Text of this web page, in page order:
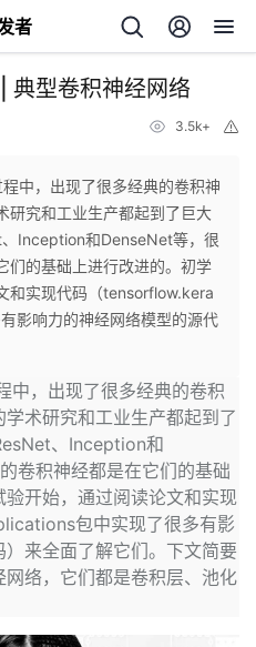
者
典型卷积神经网络
3.5k+
中，出现了很多经典的卷积神
研究和工业生产都起到了巨大
Inception和DenseNet等，很
们的基础上进行改进的。初学
和实现代码（tensorflow.kera
影响力的神经网络模型的源代
中，出现了很多经典的卷积
术研究和工业生产都起到了
、Inception和
卷积神经都是在它们的基础
开始，通过阅读论文和实现
包中实现了很多有影
来全面了解它们。下文简要
络，它们都是卷积层、池化